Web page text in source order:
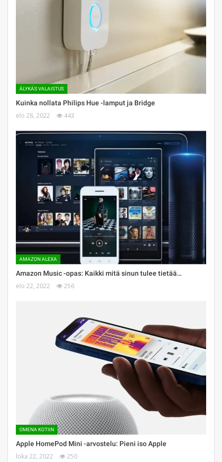
ÄLYKÄS VALAISTUS
Kuinka nollata Philips Hue -lamput ja Bridge
elo 28, 2022 443
AMAZON ALEXA
Amazon Music -opas: Kaikki mitä sinun tulee tietää…
elo 22, 2022 256
OMENA KOTIIN
Apple HomePod Mini -arvostelu: Pieni iso Apple
loka 22, 2022 250